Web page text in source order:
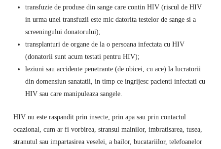
transfuzie de produse din sange care contin HIV (riscul de HIV
in urma unei transfuzii este mic datorita testelor de sange si a
screeningului donatorului);
transplanturi de organe de la o persoana infectata cu HIV
(donatorii sunt acum testati pentru HIV);
leziuni sau accidente penetrante (de obicei, cu ace) la lucratorii
din domensiun sanatatii, in timp ce ingrijesc pacienti infectati cu
HIV sau care manipuleaza sangele.
HIV nu este raspandit prin insecte, prin apa sau prin contactul
ocazional, cum ar fi vorbirea, stransul mainilor, imbratisarea, tusea,
stranutul sau impartasirea veselei, a bailor, bucatariilor, telefoanelor